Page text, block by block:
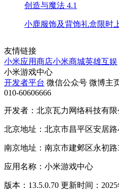
创造与魔法 4.1
小鹿服饰及背饰礼盒限时
友情链接
小米应用商店小米商城英雄互娱
小米游戏中心
开发者平台 微信公众号 微博主
010-60606666
开发者：北京瓦力网络科技有限
北京地址：北京市昌平区安居
南京地址：南京市建邺区永初
应用名称：小米游戏中心
版本：13.5.0.70 更新时间：2025